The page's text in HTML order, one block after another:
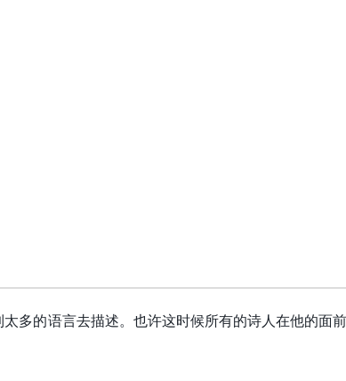
多的语言去描述。也许这时候所有的诗人在他的面